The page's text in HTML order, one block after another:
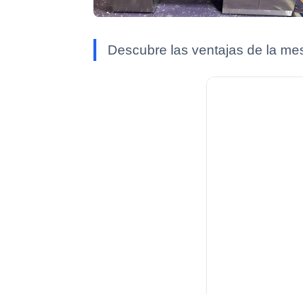
Descubre las ventajas de la